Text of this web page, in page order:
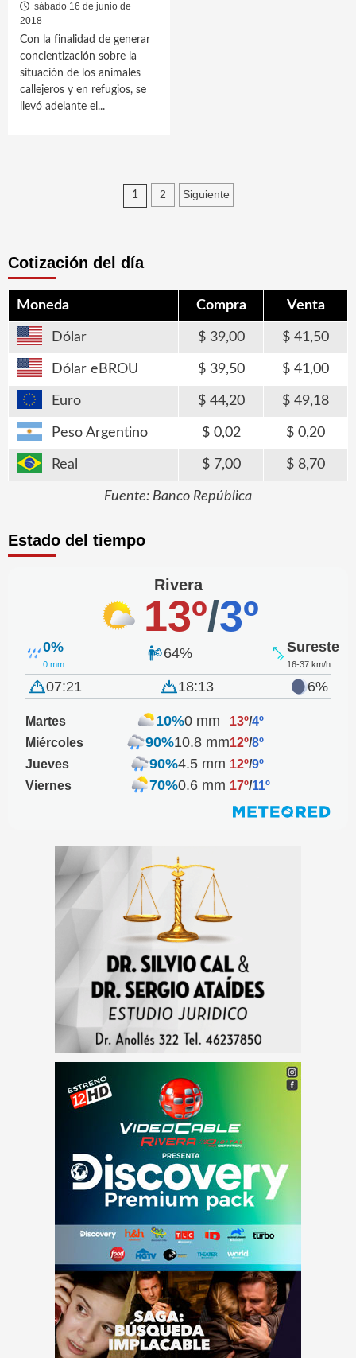
sábado 16 de junio de
2018
Con la finalidad de generar
concientización sobre la
situación de los animales
callejeros y en refugios, se
llevó adelante el...
Paginación
1 2 Siguiente
Cotización del día
Moneda Compra Venta
Dólar 39,00 41,50
Dólar eBROU 39,50 41,00
Euro 44,20 49,18
Peso Argentino 0,02 0,20
Real 7,00 8,70
Fuente: Banco República
Estado del tiempo
Rivera
13º/3º
0%
0 mm
64% Sureste
16-37 km/h
07:21 18:13 6%
Martes 10%0 mm 13º/4º
Miércoles
90%10.8 mm12º/8º
Jueves
90%4.5 mm 12º/9º
Viernes
70%0.6 mm 17º/11º